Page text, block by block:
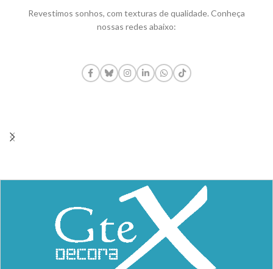
Revestimos sonhos, com texturas de qualidade. Conheça
nossas redes abaixo: